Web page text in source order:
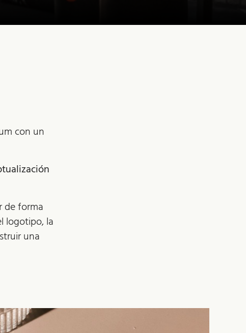
con un
de forma
logotipo, la
una